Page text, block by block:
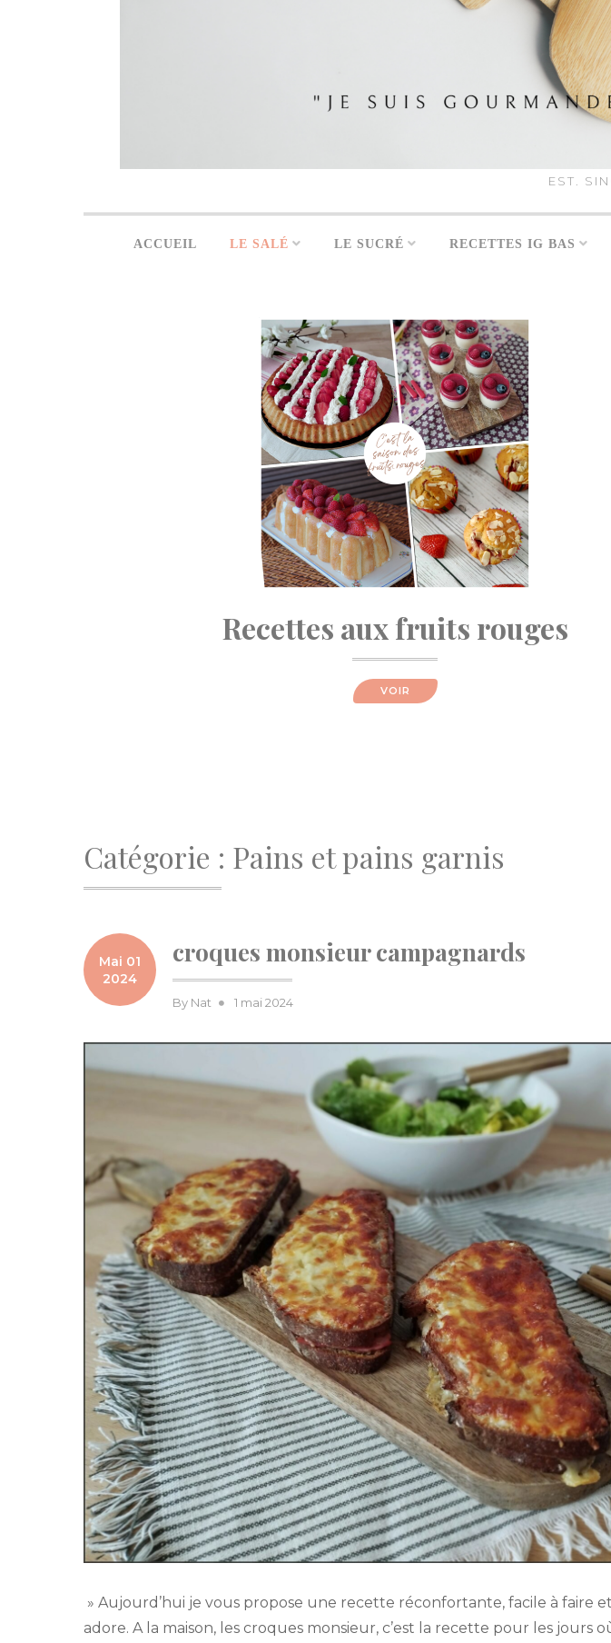
EST.
ACCUEIL LE SALÉ LE SUCRÉ RECETTES IG BAS
Recettes aux fruits rouges
VOIR
Catégorie : Pains et pains garnis
Mai 01
2024
croques monsieur campagnards
By Nat
Posted
1 mai 2024
» Aujourd’hui je vous propose une recette réconfortante, facile à faire
adore. A la maison, les croques monsieur, c’est la recette pour les jours